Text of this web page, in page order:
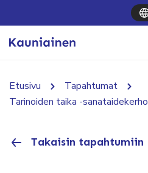
Etusivu
Tapahtumat
Tarinoiden taika -sanataidekerho
Takaisin tapahtumiin